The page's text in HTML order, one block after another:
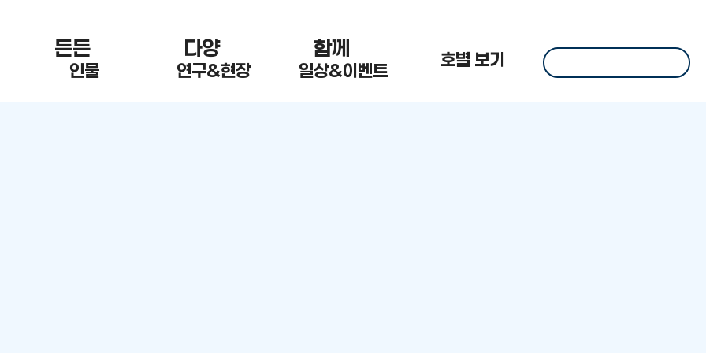
든든 한
인물
다양 한
연구&현장
함께 한
일상&이벤트
호별 보기